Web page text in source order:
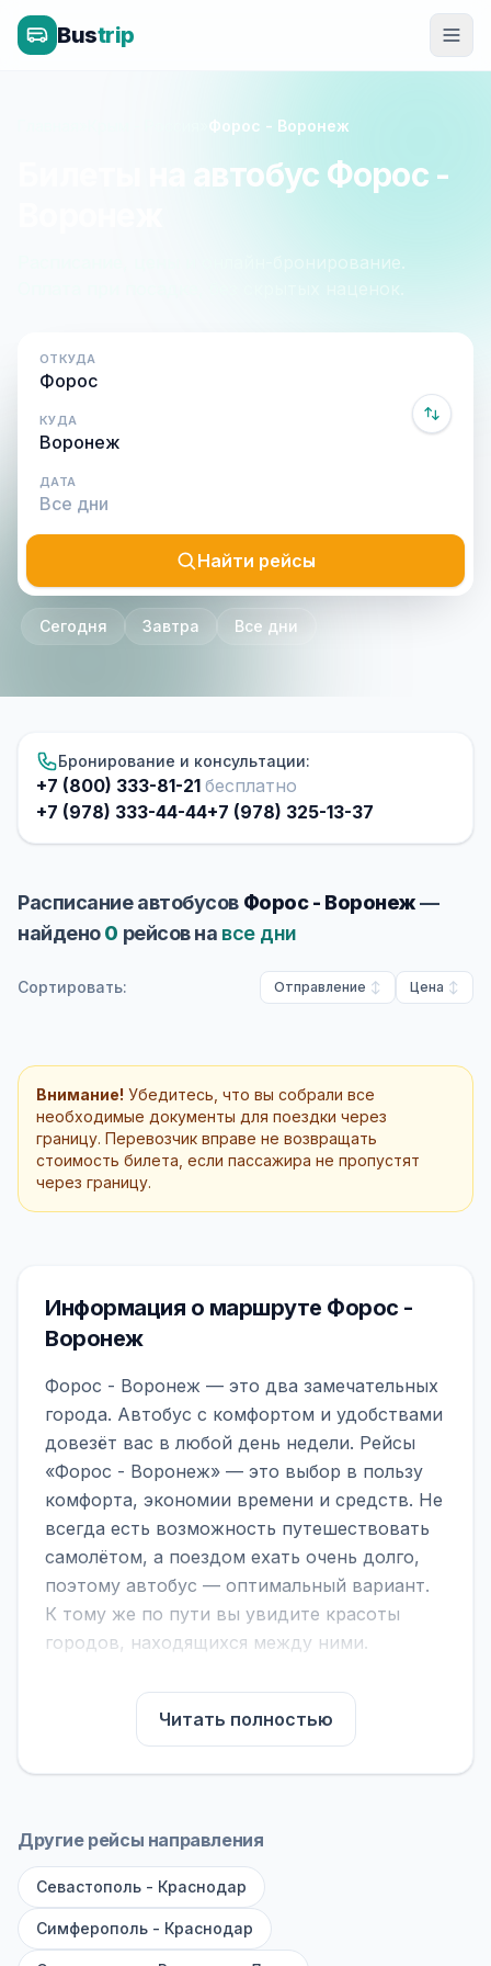
Bustrip
Форос - Воронеж
Билеты на автобус Форос -
Расписание, цены и онлайн-бронирование.
Оплата при посадке, без скрытых наценок.
ОТКУДА
КУДА
ДАТА
Найти рейсы
Сегодня Завтра Все дни
Бронирование и консультации:
+7 (800) 333-81-21 бесплатно
+7 (978) 333-44-44+7 (978) 325-13-37
Расписание автобусов Форос - Воронеж—
найдено0 рейсов на все дни
Сортировать: Отправление Цена
Внимание! Убедитесь, что вы собрали все
необходимые документы для поездки через
границу. Перевозчик вправе не возвращать
стоимость билета, если пассажира не пропустят
через границу.
Информация о маршруте Форос -
Воронеж
Форос - Воронеж — это два замечательных
города. Автобус с комфортом и удобствами
довезёт вас в любой день недели. Рейсы
«Форос - Воронеж» — это выбор в пользу
комфорта, экономии времени и средств. Не
всегда есть возможность путешествовать
самолётом, а поездом ехать очень долго,
поэтому автобус — оптимальный вариант.
К тому же по пути вы увидите красоты
городов, находящихся между ними.
На нашем сайте вы можете найти
расписание автобусов Форос - Воронеж,
сравнить рейсы и выбрать подходящий.
Если важна скорость — обратите внимание
комфорт — выбирайте большие автобусы
дорога ощущается меньше.
По маршруту предусмотрены остановки:
Читать полностью
Другие рейсы направления
Севастополь - Краснодар
Симферополь - Краснодар